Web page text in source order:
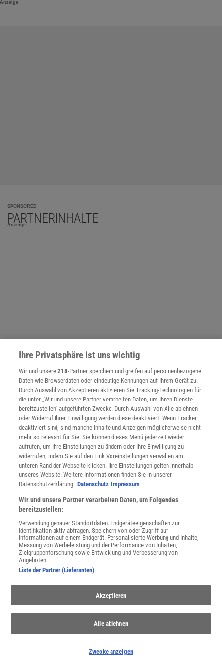
Anzeige
SPONSORED
PARTNERINHALTE
Anzeige
NACH OBEN
Für Sie im Spektrum-Shop und am Kiosk:
WEITERE NEUERSCHEINUNGEN
Spektrum.de-Newsletter abonnieren
JETZT ANMELDEN!
mit Ihren personenbezogenen Daten finden Sie in unserer
Ihre Privatsphäre ist uns wichtig
Wir und unsere218-Partner speichern und greifen auf personenbezogene
Daten wie Browserdaten oder eindeutige Kennungen auf Ihrem Gerät zu.
Durch Auswahl von Akzeptieren aktivieren Sie Tracking-Technologien für
die unter „Wir und unsere Partner verarbeiten Daten, um Ihnen Dienste
bereitzustellen“ aufgeführten Zwecke. Durch Auswahl von Alle ablehnen
oder Widerruf Ihrer Einwilligung werden diese deaktiviert. Wenn Tracker
deaktiviert sind, sind manche Inhalte und Anzeigen möglicherweise nicht
mehr so relevant für Sie. Sie können dieses Menü jederzeit wieder
aufrufen, um Ihre Einstellungen zu ändern oder Ihre Einwilligung zu
widerrufen, indem Sie auf den Link Voreinstellungen verwalten am
unteren Rand der Webseite klicken. Ihre Einstellungen gelten innerhalb
unseres Website. Weitere Informationen finden Sie in unserer
Datenschutzerklärung. Datenschutz Impressum
Wir und unsere Partner verarbeiten Daten, um Folgendes
bereitzustellen:
Verwendung genauer Standortdaten. Endgeräteeigenschaften zur
Identifikation aktiv abfragen. Speichern von oder Zugriff auf
Informationen auf einem Endgerät. Personalisierte Werbung und Inhalte,
Messung von Werbeleistung und der Performance von Inhalten,
Zielgruppenforschung sowie Entwicklung und Verbesserung von
Angeboten.
Liste der Partner (Lieferanten)
Akzeptieren
Alle ablehnen
Zwecke anzeigen